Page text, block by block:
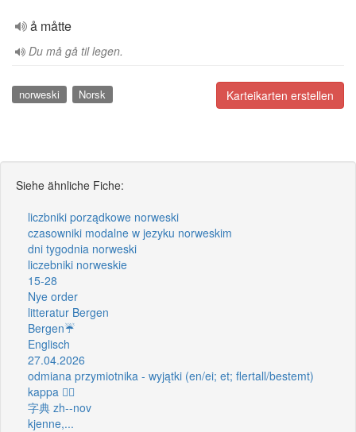
å måtte
Du må gå til legen.
Karteikarten erstellen
norweski Norsk
Siehe ähnliche Fiche:
liczbniki porządkowe norweski
czasowniki modalne w jezyku norweskim
dni tygodnia norweski
liczebniki norweskie
15-28
Nye order
litteratur Bergen
Bergen☔
Englisch
27.04.2026
odmiana przymiotnika - wyjątki (en/ei; et; flertall/bestemt)
kappa 🦸‍♂️
字典 zh--nov
kjenne,...